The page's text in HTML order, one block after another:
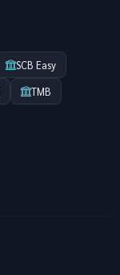
SCB Easy
TMB